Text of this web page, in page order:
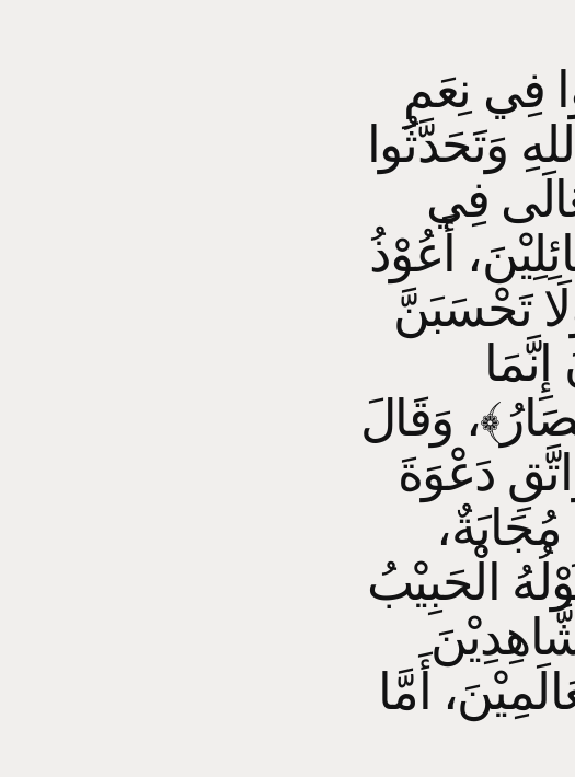
فِي نِعَمِ
وَتَحَدَّثُوا
فِي
أَعُوْذُ
تَحْسَبَنَّ
وَقَالَ
دَعْوَةَ
الْحَبِيْبُ
أَمَّا